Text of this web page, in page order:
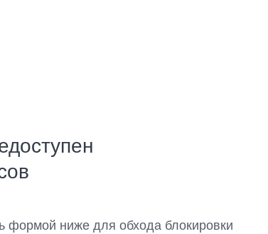
формой ниже для обхода блокировки